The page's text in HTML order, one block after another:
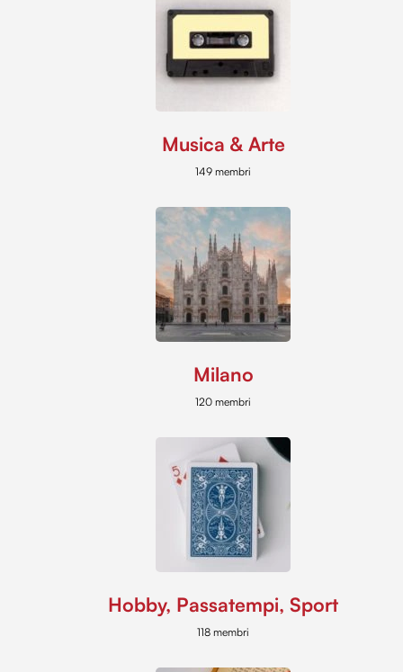
Musica & Arte
149 membri
Milano
120 membri
Hobby, Passatempi, Sport
118 membri